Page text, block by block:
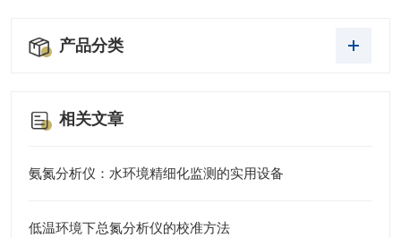
产品分类
相关文章
氨氮分析仪：水环境精细化监测的实用设备
低温环境下总氮分析仪的校准方法